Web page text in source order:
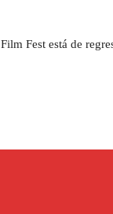
Film Fest está de